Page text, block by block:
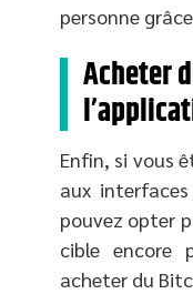
personne
Acheter
Enfin, si vous
aux
pouvez opter
cible encore
acheter du